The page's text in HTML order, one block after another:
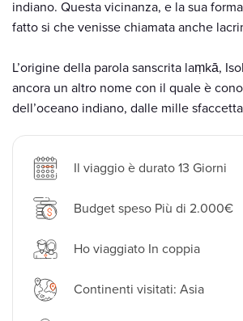
indiano. Questa vicinanza, e la sua
fatto si che venisse chiamata anche
L’origine della parola sanscrita laṃkā,
ancora un altro nome con il quale è
dell’oceano indiano, dalle mille
Il viaggio è durato 13 Giorni
Budget speso Più di 2.000€
Ho viaggiato In coppia
Continenti visitati: Asia